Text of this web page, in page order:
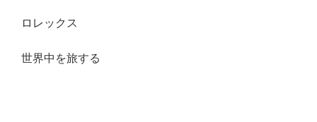
ロレックス
世界中を旅する